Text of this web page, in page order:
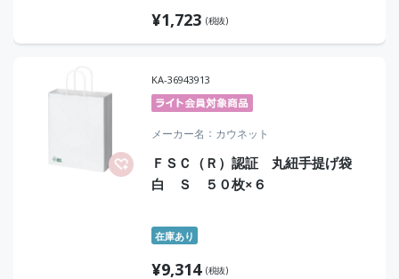
¥1,723 (税抜)
KA-36943913
メーカー名 カウネット
ＦＳＣ（Ｒ）認証 丸紐手提げ袋
白 Ｓ ５０枚×６
在庫あり
¥9,314 (税抜)